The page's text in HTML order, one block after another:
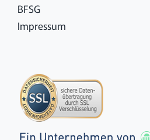
FOLGEN SIE UNS
AGB
Datenschutz
BFSG